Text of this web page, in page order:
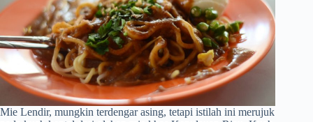
Mie Lendir, mungkin terdengar asing, tetapi istilah ini merujuk